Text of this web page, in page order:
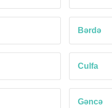
Bərdə
Culfa
Gəncə